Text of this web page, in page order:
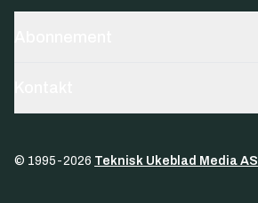
© 1995-2026 Teknisk Ukeblad Media AS